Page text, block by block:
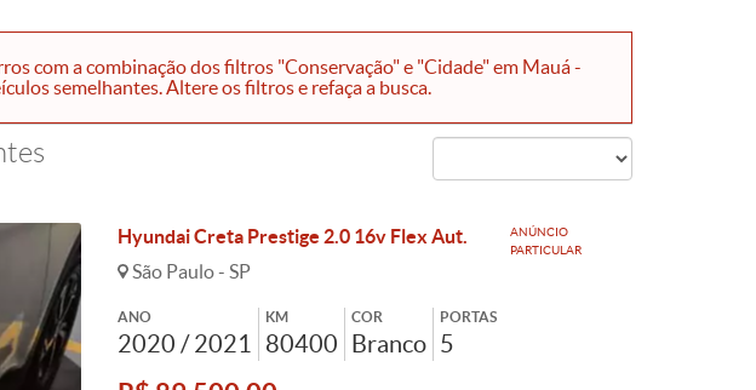
com a combinação dos filtros "Conservação" e "Cidade" em Mauá -
semelhantes. Altere os filtros e refaça a busca.
ANÚNCIO
PARTICULAR
Hyundai Creta Prestige 2.0 16v Flex Aut.
São Paulo - SP
ANO
2020 / 2021
KM
80400
COR
Branco
PORTAS
5